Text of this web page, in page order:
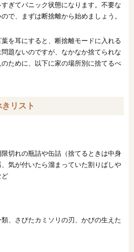
ぎてパニック状態になります。不要な
で、まずは断捨離から始めましょう。
葉を耳にすると、断捨離モードに入れる
題ないのですが、なかなか捨てられな
ために、以下に家の場所別に捨てるべ
リスト
切れの瓶詰や缶詰（捨てるときは中身
気が付いたら溜まっていた割りばしや
ど
、さびたカミソリの刃、かびの生えた